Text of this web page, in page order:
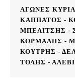
ΑΓΩΝΕΣ
ΚΑΠΠΑΤΟΣ -
ΜΠΕΛΙΤΣΗΣ -
ΚΟΡΜΑΛΗΣ -
ΚΟΥΤΡΗΣ -
ΤΟΛΗΣ -